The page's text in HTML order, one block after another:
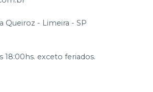
Queiroz - Limeira - SP
18:00hs. exceto feriados.